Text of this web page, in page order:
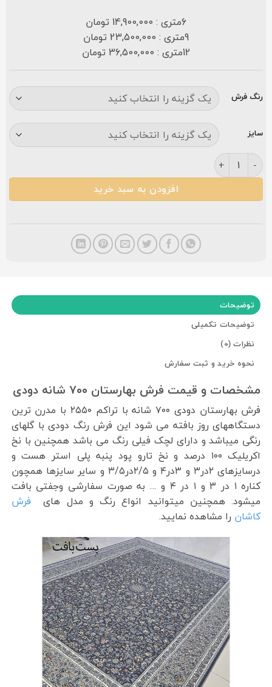
6متری : 14,900,000 تومان
9متری : 23,500,000 تومان
12متری : 36,500,000 تومان
رنگ فرش
سایز
فرش بهارستان ۷۰۰ شانه دودی عدد
افزودن به سبد خرید
توضیحات
توضیحات تکمیلی
نظرات (0)
نحوه خرید و ثبت سفارش
مشخصات و قیمت فرش بهارستان ۷۰۰ شانه دودی
فرش بهارستان دودی ۷۰۰ شانه با تراکم ۲۵۵۰ با مدرن ترین
دستگاههای روز بافته می شود این فرش رنگ دودی با گلهای
رنگی میباشد و دارای لچک فیلی رنگ می باشد همچنین با نخ
اکریلیک ۱۰۰ درصد و نخ تارو پود پنبه پلی استر هست و
درسایزهای ۲در۳ و ۳در۴ و ۲/۵در۳/۵ و سایر سایزها همچون
کناره ۱ در ۳ و ۱ در ۴ و … به صورت سفارشی وجفتی بافت
میشود. همچنین میتوانید انواع رنگ و مدل های فرش
کاشان را مشاهده نمایید.